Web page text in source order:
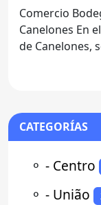
Comercio
Canelones En el corazón de Sauce, Departamento
de Canelones,
CATEGORÍAS
⚬ - Centro
⚬ - União